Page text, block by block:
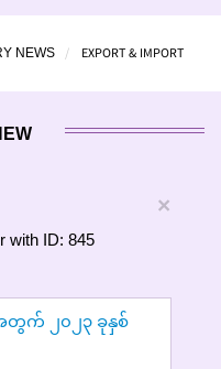
NEWS EXPORT & IMPORT
×
with ID: 845